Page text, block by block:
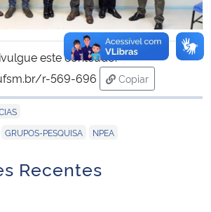
este conteúdo:
r-569-696
Copiar
para área de
GRUPOS-PESQUISA NPEA
Recentes